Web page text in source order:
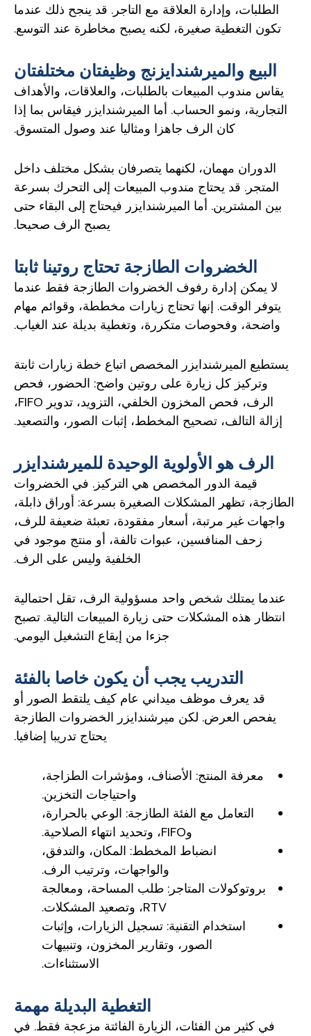
الطلبات، وإدارة العلاقة مع التاجر. قد ينجح ذلك عندما
تكون التغطية صغيرة، لكنه يصبح مخاطرة عند التوسع.
البيع والميرشندايزنج وظيفتان مختلفتان
يقاس مندوب المبيعات بالطلبات، والعلاقات، والأهداف
التجارية، ونمو الحساب. أما الميرشندايزر فيقاس بما إذا
كان الرف جاهزا ومثاليا عند وصول المتسوق.
الدوران مهمان، لكنهما يتصرفان بشكل مختلف داخل
المتجر. قد يحتاج مندوب المبيعات إلى التحرك بسرعة
بين المشترين. أما الميرشندايزر فيحتاج إلى البقاء حتى
يصبح الرف صحيحا.
الخضروات الطازجة تحتاج روتينا ثابتا
لا يمكن إدارة رفوف الخضروات الطازجة فقط عندما
يتوفر الوقت. إنها تحتاج زيارات مخططة، وقوائم مهام
واضحة، وفحوصات متكررة، وتغطية بديلة عند الغياب.
يستطيع الميرشندايزر المخصص اتباع خطة زيارات ثابتة
وتركيز كل زيارة على روتين واضح: الحضور، فحص
الرف، فحص المخزون الخلفي، التزويد، تدوير FIFO،
إزالة التالف، تصحيح المخطط، إثبات الصور، والتصعيد.
الرف هو الأولوية الوحيدة للميرشندايزر
قيمة الدور المخصص هي التركيز. في الخضروات
الطازجة، تظهر المشكلات الصغيرة بسرعة: أوراق ذابلة،
واجهات غير مرتبة، أسعار مفقودة، تعبئة ضعيفة للرف،
زحف المنافسين، عبوات تالفة، أو منتج موجود في
الخلفية وليس على الرف.
عندما يمتلك شخص واحد مسؤولية الرف، تقل احتمالية
انتظار هذه المشكلات حتى زيارة المبيعات التالية. تصبح
جزءا من إيقاع التشغيل اليومي.
التدريب يجب أن يكون خاصا بالفئة
قد يعرف موظف ميداني عام كيف يلتقط الصور أو
يفحص العرض. لكن ميرشندايزر الخضروات الطازجة
يحتاج تدريبا إضافيا.
معرفة المنتج: الأصناف، ومؤشرات الطزاجة،
واحتياجات التخزين.
التعامل مع الفئة الطازجة: الوعي بالحرارة،
وFIFO، وتحديد انتهاء الصلاحية.
انضباط المخطط: المكان، والتدفق،
والواجهات، وترتيب الرف.
بروتوكولات المتاجر: طلب المساحة، ومعالجة
RTV، وتصعيد المشكلات.
استخدام التقنية: تسجيل الزيارات، وإثبات
الصور، وتقارير المخزون، وتنبيهات
الاستثناءات.
التغطية البديلة مهمة
في كثير من الفئات، الزيارة الفائتة مزعجة فقط. في